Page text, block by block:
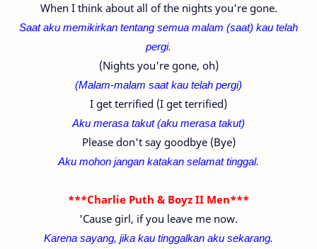
When I think about all of the nights you're gone.
Saat aku memikirkan tentang semua malam (saat) kau telah
pergi.
(Nights you're gone, oh)
(Malam-malam saat kau telah pergi)
I get terrified (I get terrified)
Aku merasa takut (aku merasa takut)
Please don't say goodbye (Bye)
Aku mohon jangan katakan selamat tinggal.
***Charlie Puth & Boyz II Men***
'Cause girl, if you leave me now.
Karena sayang, jika kau tinggalkan aku sekarang.